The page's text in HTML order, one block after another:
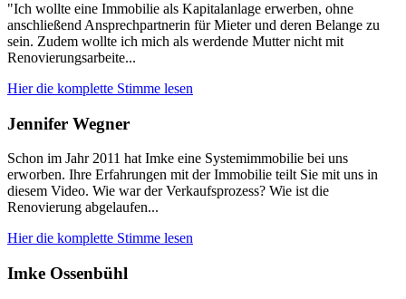
"Ich wollte eine Immobilie als Kapitalanlage erwerben, ohne
anschließend Ansprechpartnerin für Mieter und deren Belange zu
sein. Zudem wollte ich mich als werdende Mutter nicht mit
Renovierungsarbeite...
Hier die komplette Stimme lesen
Jennifer Wegner
Schon im Jahr 2011 hat Imke eine Systemimmobilie bei uns
erworben. Ihre Erfahrungen mit der Immobilie teilt Sie mit uns in
diesem Video. Wie war der Verkaufsprozess? Wie ist die
Renovierung abgelaufen...
Hier die komplette Stimme lesen
Imke Ossenbühl